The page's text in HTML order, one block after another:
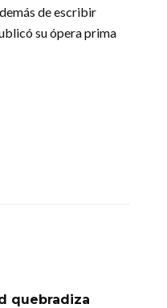
de escribir
su ópera prima
quebradiza